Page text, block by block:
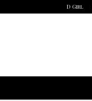
D Girl